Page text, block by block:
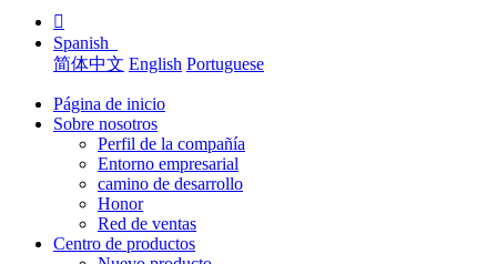

Spanish
简体中文 English Portuguese
Página de inicio
Sobre nosotros
Perfil de la compañía
Entorno empresarial
camino de desarrollo
Honor
Red de ventas
Centro de productos